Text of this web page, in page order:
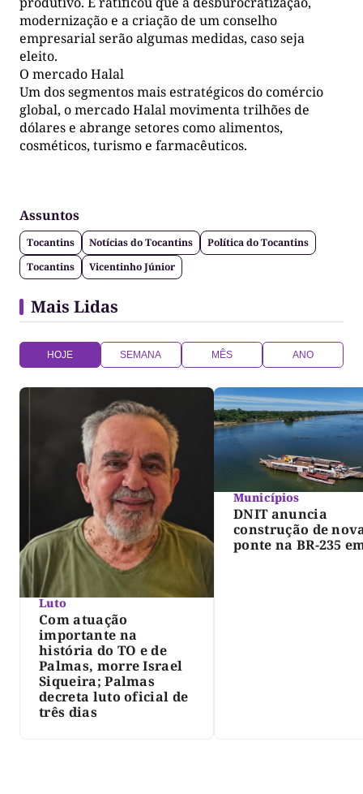
modernização e a criação de um conselho
empresarial serão algumas medidas, caso seja
eleito.
O mercado Halal
Um dos segmentos mais estratégicos do comércio
global, o mercado Halal movimenta trilhões de
dólares e abrange setores como alimentos,
cosméticos, turismo e farmacêuticos.
Assuntos
Tocantins Notícias do Tocantins
Política do Tocantins
Tocantins
Vicentinho Júnior
Mais Lidas
HOJE SEMANA MÊS ANO
Luto
Com atuação
importante na
história do TO e de
Palmas, morre Israel
Siqueira; Palmas
decreta luto oficial de
três dias
Municípios
DNIT anuncia
construção de
ponte na BR-235